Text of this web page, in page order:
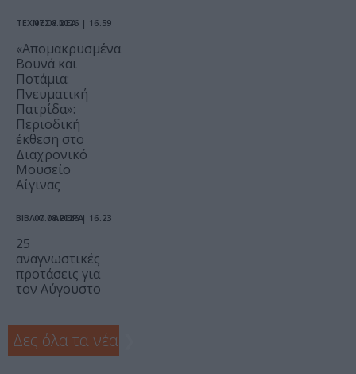
ΤΕΧΝΕΣ / ΝΕΑ
07.08.2026 | 16.59
«Απομακρυσμένα
Βουνά και
Ποτάμια:
Πνευματική
Πατρίδα»:
Περιοδική
έκθεση στο
Διαχρονικό
Μουσείο
Αίγινας
ΒΙΒΛΙΟ / ΑΡΘΡΑ
07.08.2026 | 16.23
25
αναγνωστικές
προτάσεις για
τον Αύγουστο
Δες όλα τα νέα